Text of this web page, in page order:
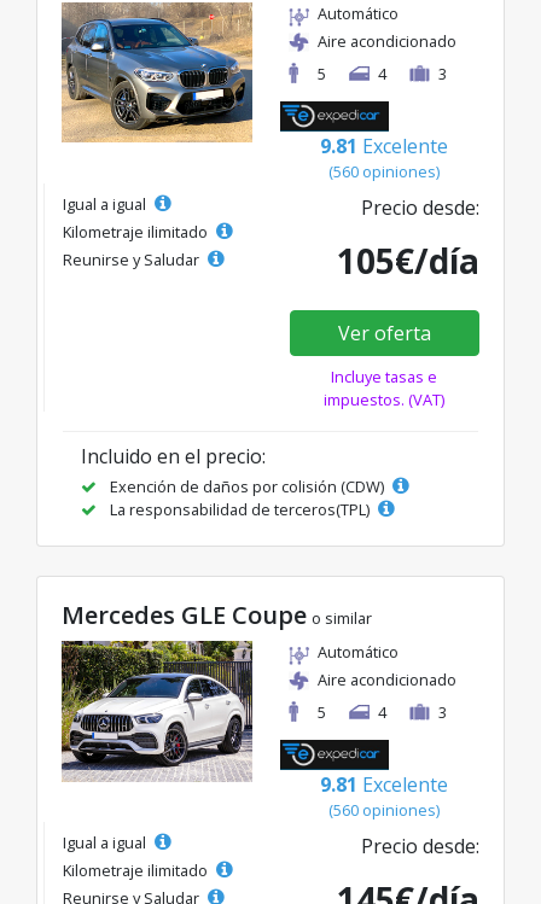
Automático
Aire acondicionado
5
4 3
9.81 Excelente
(560 opiniones)
Igual a igual
Kilometraje ilimitado
Reunirse y Saludar
Precio desde:
105€/día
Ver oferta
Incluye tasas e
impuestos. (VAT)
Incluido en el precio:
Exención de daños por colisión (CDW)
La responsabilidad de terceros(TPL)
Mercedes GLE Coupe o similar
Automático
Aire acondicionado
5
4 3
9.81 Excelente
(560 opiniones)
Igual a igual
Kilometraje ilimitado
Reunirse y Saludar
Precio desde: